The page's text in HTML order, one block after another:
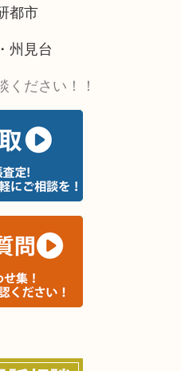
都市
州見台
ください！！